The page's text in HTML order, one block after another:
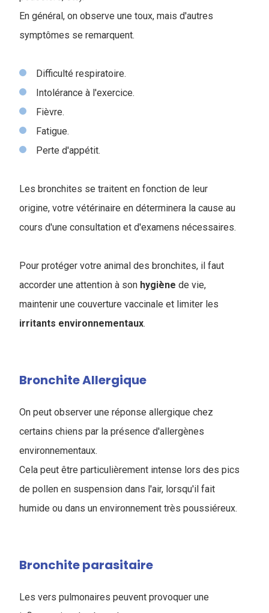
En général, on observe une toux, mais d'autres
symptômes se remarquent.
Difficulté respiratoire.
Intolérance à l'exercice.
Fièvre.
Fatigue.
Perte d'appétit.
Les bronchites se traitent en fonction de leur
origine, votre vétérinaire en déterminera la cause au
cours d'une consultation et d'examens nécessaires.
Pour protéger votre animal des bronchites, il faut
accorder une attention à son hygiène de vie,
maintenir une couverture vaccinale et limiter les
irritants environnementaux.
Bronchite Allergique
On peut observer une réponse allergique chez
certains chiens par la présence d'allergènes
environnementaux.
Cela peut être particulièrement intense lors des pics
de pollen en suspension dans l'air, lorsqu'il fait
humide ou dans un environnement très poussiéreux.
Bronchite parasitaire
Les vers pulmonaires peuvent provoquer une